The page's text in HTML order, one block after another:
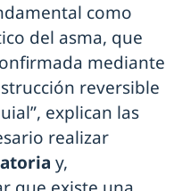
como
del asma, que
mediante
reversible
explican las
realizar
y,